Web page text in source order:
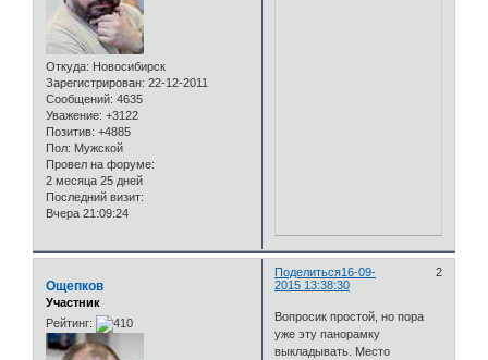
Откуда: Новосибирск
Зарегистрирован: 22-12-2011
Сообщений: 4635
Уважение: +3122
Позитив: +4885
Пол: Мужской
Провел на форуме:
2 месяца 25 дней
Последний визит:
Вчера 21:09:24
Поделиться 2
16-09-
2015 13:38:30
Ощепков
Участник
Рейтинг:
Вопросик простой, но пора
уже эту панорамку
выкладывать. Место